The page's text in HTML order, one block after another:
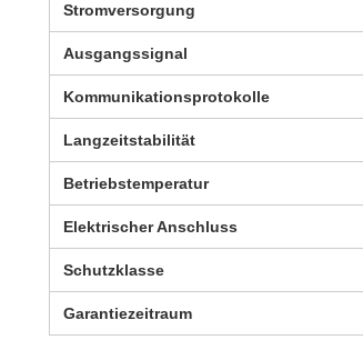
Stromversorgung
Ausgangssignal
Kommunikationsprotokolle
Langzeitstabilität
Betriebstemperatur
Elektrischer Anschluss
Schutzklasse
Garantiezeitraum